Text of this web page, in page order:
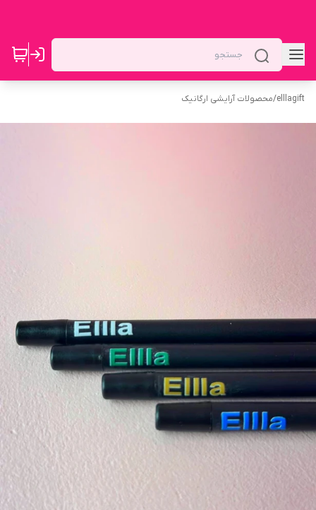
elllagift
/محصولات آرایشی ارگانیک